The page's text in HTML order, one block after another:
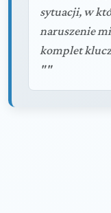
sytuacji, w
naruszenie
komplet
""